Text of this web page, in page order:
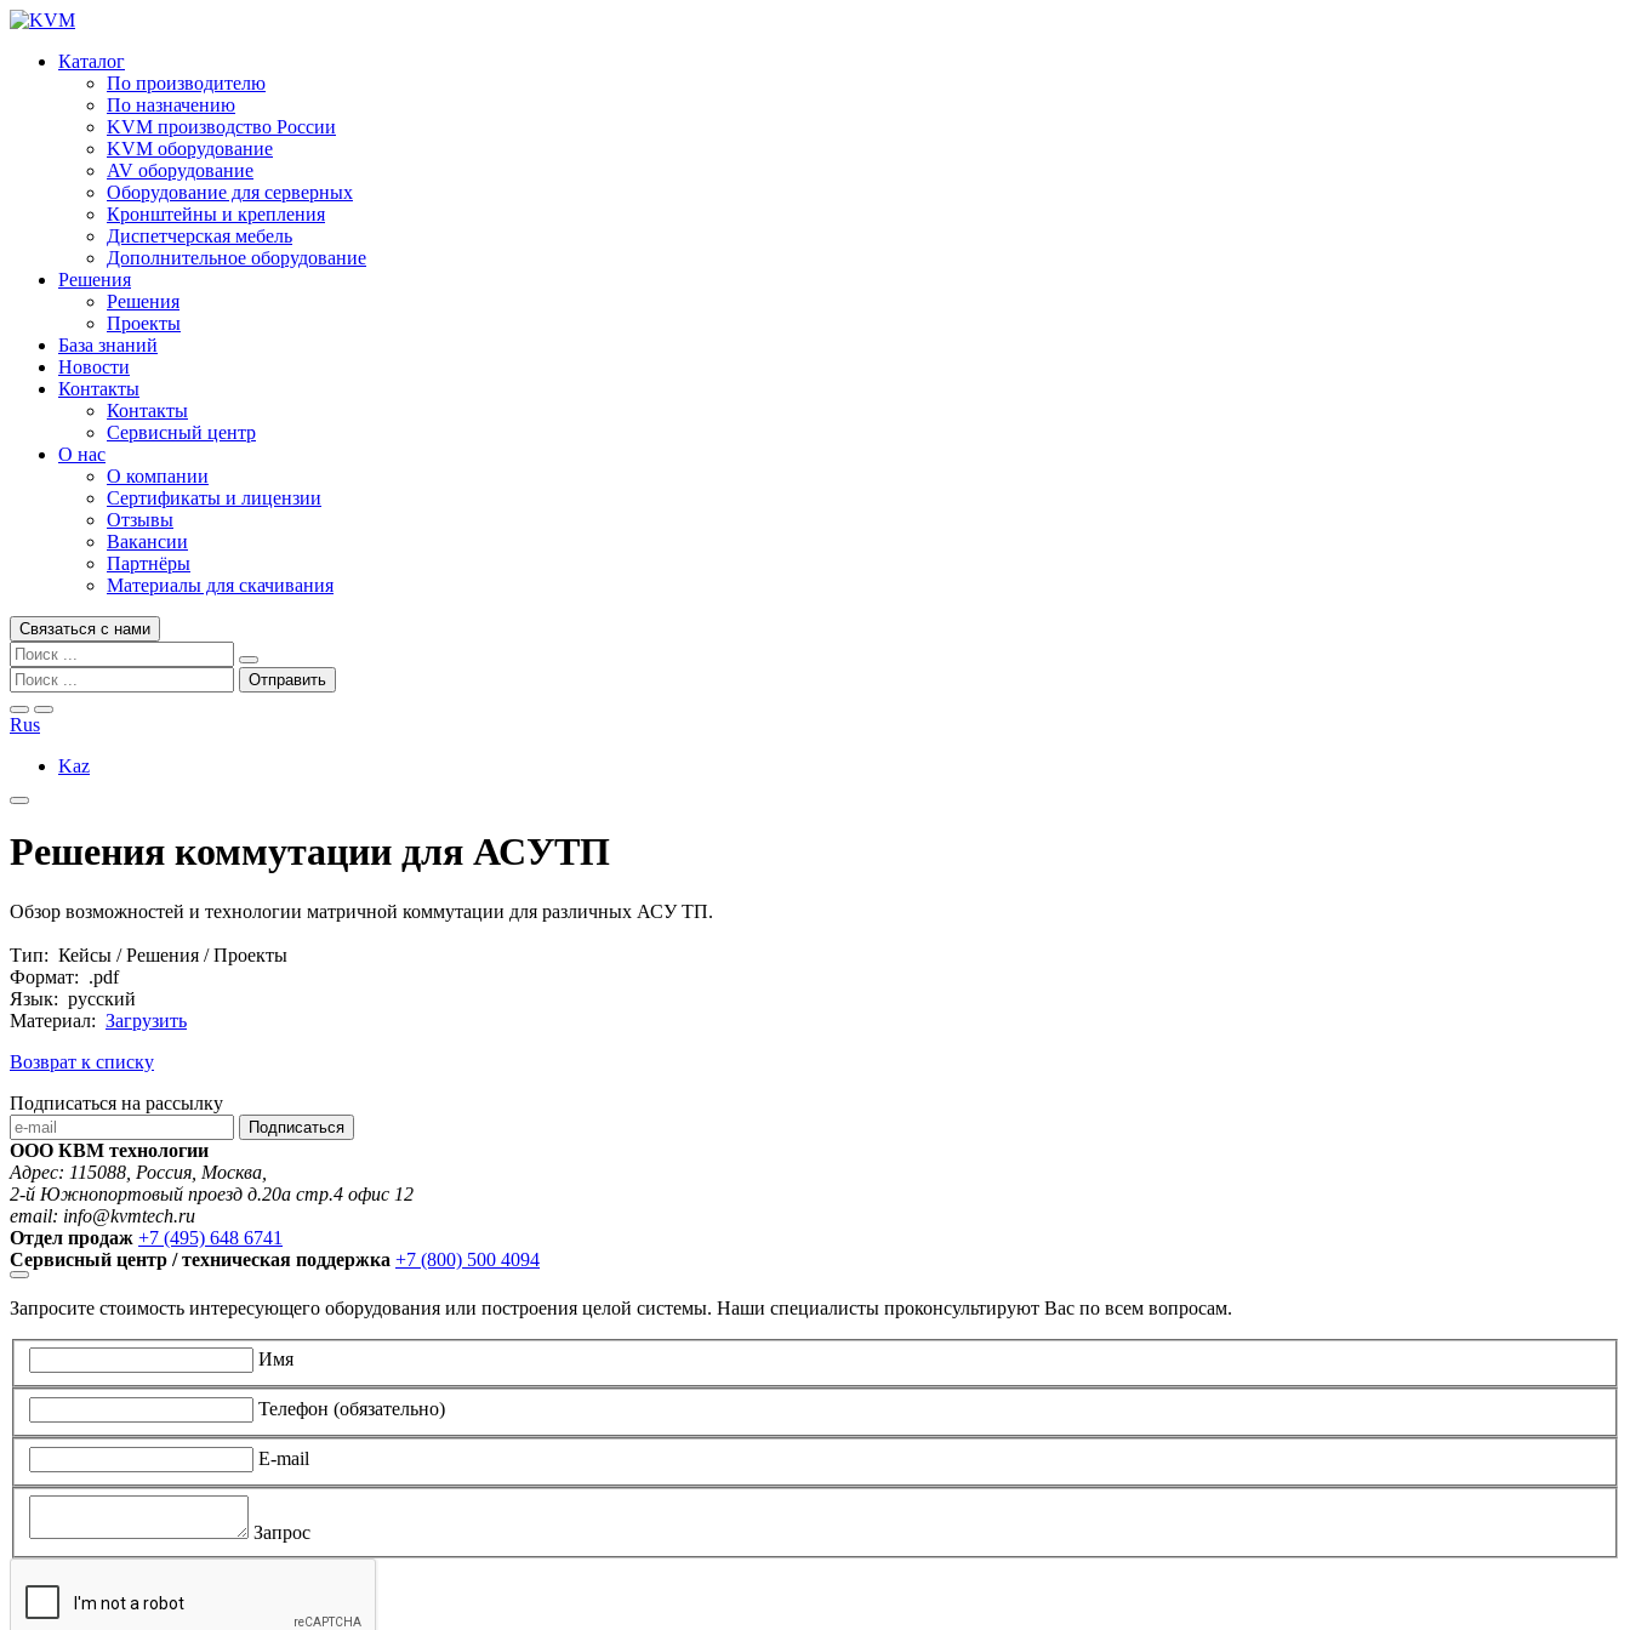
Каталог
По производителю
По назначению
KVM производство России
KVM оборудование
AV оборудование
Оборудование для серверных
Кронштейны и крепления
Диспетчерская мебель
Дополнительное оборудование
Решения
Решения
Проекты
База знаний
Новости
Контакты
Контакты
Сервисный центр
О нас
О компании
Сертификаты и лицензии
Отзывы
Вакансии
Партнёры
Материалы для скачивания
Связаться с нами
Rus
Kaz
Решения коммутации для АСУТП
Обзор возможностей и технологии матричной коммутации для различных АСУ ТП.
Тип: Кейсы / Решения / Проекты
Формат: .pdf
Язык: русский
Материал: Загрузить
Возврат к списку
Подписаться на рассылку
Подписаться
ООО КВМ технологии
Адрес: 115088, Россия, Москва,
2-й Южнопортовый проезд д.20а стр.4 офис 12
email: info@kvmtech.ru
Отдел продаж +7 (495) 648 6741
Сервисный центр / техническая поддержка +7 (800) 500 4094
Запросите стоимость интересующего оборудования или построения целой системы. Наши специалисты проконсультируют Вас по всем вопросам.
Имя
Телефон (обязательно)
E-mail
Запрос